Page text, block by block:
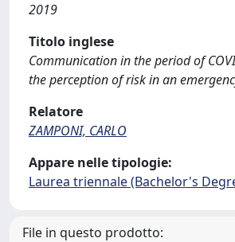
2019
Titolo inglese
Communication in the period of
the perception of risk in an
Relatore
ZAMPONI, CARLO
Appare nelle tipologie:
Laurea triennale (Bachelor's
File in questo prodotto: